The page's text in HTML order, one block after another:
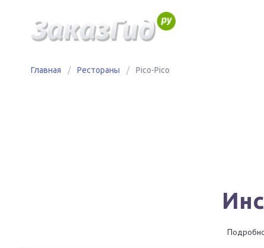
Главная / Рестораны / Pico-Pico